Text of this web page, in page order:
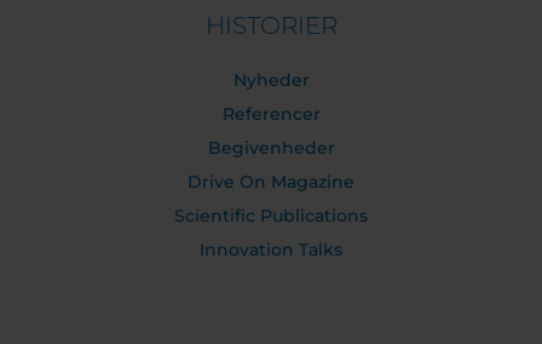
HISTORIER
Nyheder
Referencer
Begivenheder
Drive On Magazine
Scientific Publications
Innovation Talks